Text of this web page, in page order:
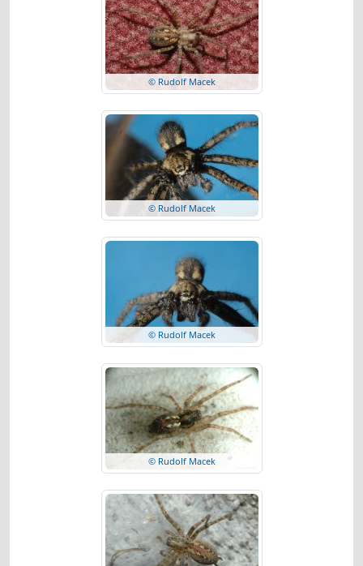
© Rudolf Macek
© Rudolf Macek
© Rudolf Macek
© Rudolf Macek